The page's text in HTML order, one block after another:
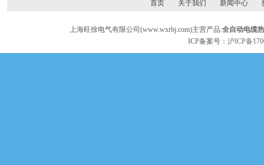
首页 关于我们 新闻中心
上海旺徐电气有限公司(www.wxrbj.com)主营产品:全自动电缆
ICP备案号：沪ICP备